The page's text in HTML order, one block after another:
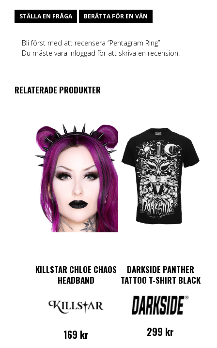
STÄLLA EN FRÅGA BERÄTTA FÖR EN VÄN
Bli först med att recensera ”Pentagram Ring”
Du måste vara inloggad för att skriva en recension.
RELATERADE PRODUKTER
KILLSTAR CHLOE CHAOS
HEADBAND
169 kr
DARKSIDE PANTHER
TATTOO T-SHIRT BLACK
299 kr